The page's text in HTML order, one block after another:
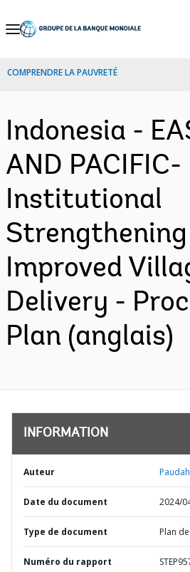
Skip
Navigation
COMPRENDRE LA PAUVRETÉ
Indonesia -
AND
Institutional
Improved
Delivery -
Plan (anglais)
INFORMATION
Auteur
Date du document 2024/
Type de document Plan
Numéro du rapport